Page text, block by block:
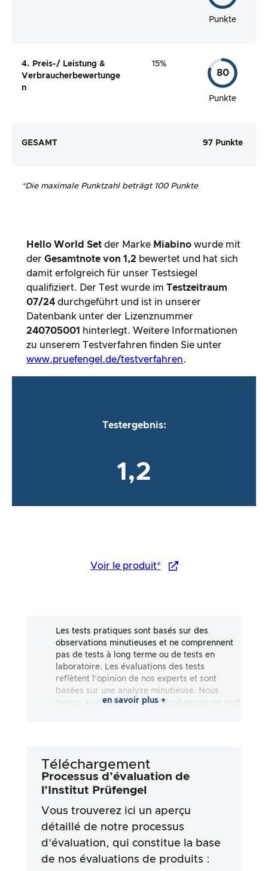
Punkte
4. Preis-/ Leistung &
Verbraucherbewertunge
n
15%
80
Punkte
GESAMT 97 Punkte
*Die maximale Punktzahl beträgt 100 Punkte
Hello World Set der Marke Miabino wurde mit
der Gesamtnote von 1,2 bewertet und hat sich
damit erfolgreich für unser Testsiegel
qualifiziert. Der Test wurde im Testzeitraum
07/24 durchgeführt und ist in unserer
Datenbank unter der Lizenznummer
240705001 hinterlegt. Weitere Informationen
zu unserem Testverfahren finden Sie unter
www.pruefengel.de/testverfahren.
Testergebnis:
1,2
Voir le produit*
Les tests pratiques sont basés sur des
observations minutieuses et ne comprennent
pas de tests à long terme ou de tests en
laboratoire. Les évaluations des tests
reflètent l’opinion de nos experts et sont
basées sur une analyse minutieuse. Nous
tenons à souligner que ces évaluations ne sont
responsabilité ne soit assumée quant à
l’exactitude ou à l’exhaustivité des résultats
des tests. Il est important de noter que nos
tests ne sont pas basés sur des prescriptions
légales, des effets médicaux ou des
ingrédients spécifiques des produits. Nous
nous appuyons sur les déclarations
publicitaires et les informations fournies par
les fabricants, mais l’utilisation de ces
en savoir plus +
Téléchargement
Processus d’évaluation de
l’Institut Prüfengel
Vous trouverez ici un aperçu
détaillé de notre processus
d’évaluation, qui constitue la base
de nos évaluations de produits :